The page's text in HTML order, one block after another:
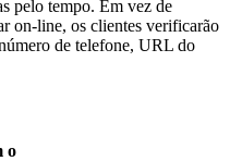
pelo tempo. Em vez de
on-line, os clientes verificarão
de telefone, URL do
o